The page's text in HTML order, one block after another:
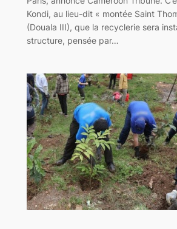
Kondi, au lieu-dit « montée Saint
(Douala III), que la recyclerie sera
structure, pensée par…